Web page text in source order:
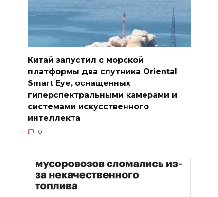
Китай запустил с морской
платформы два спутника Oriental
Smart Eye, оснащенных
гиперспектральными камерами и
системами искусственного
интеллекта
0